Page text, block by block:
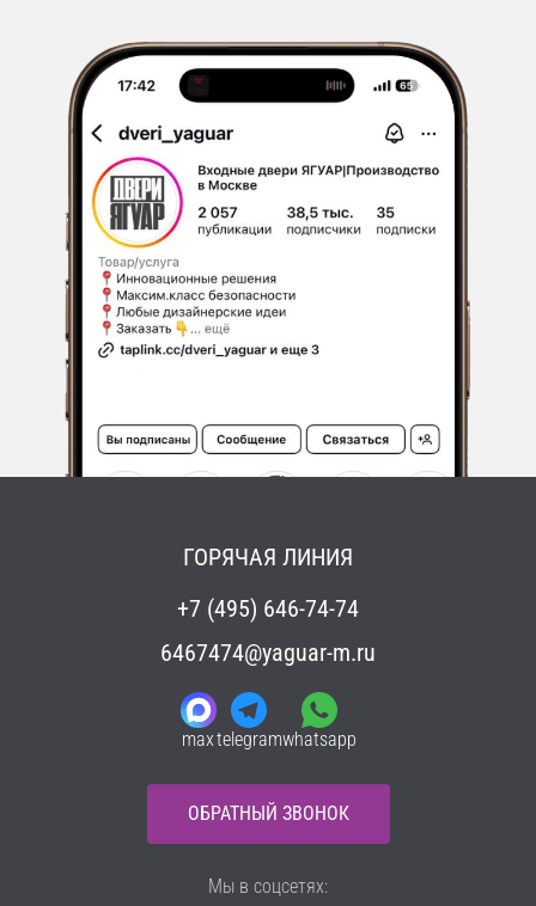
ГОРЯЧАЯ ЛИНИЯ
+7 (495) 646-74-74
6467474@yaguar-m.ru
maxtelegramwhatsapp
ОБРАТНЫЙ ЗВОНОК
Мы в соцсетях: